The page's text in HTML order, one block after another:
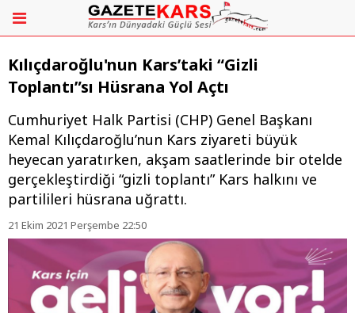
Kılıçdaroğlu'nun Kars’taki “Gizli
Toplantı”sı Hüsrana Yol Açtı
​​​​​​​Cumhuriyet Halk Partisi (CHP) Genel Başkanı
Kemal Kılıçdaroğlu’nun Kars ziyareti büyük
heyecan yaratırken, akşam saatlerinde bir otelde
gerçekleştirdiği “gizli toplantı” Kars halkını ve
partilileri hüsrana uğrattı.
21 Ekim 2021 Perşembe 22:50